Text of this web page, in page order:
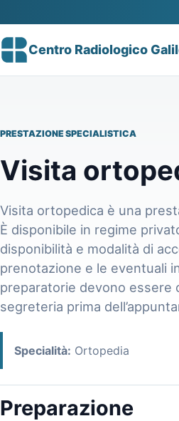
Centro Radiologico
PRESTAZIONE SPECIALISTICA
Visita
Visita ortopedica è una
È disponibile in regime
disponibilità e modalità di
prenotazione e le eventuali
preparatorie devono essere
segreteria prima
Specialità: Ortopedia
Preparazione